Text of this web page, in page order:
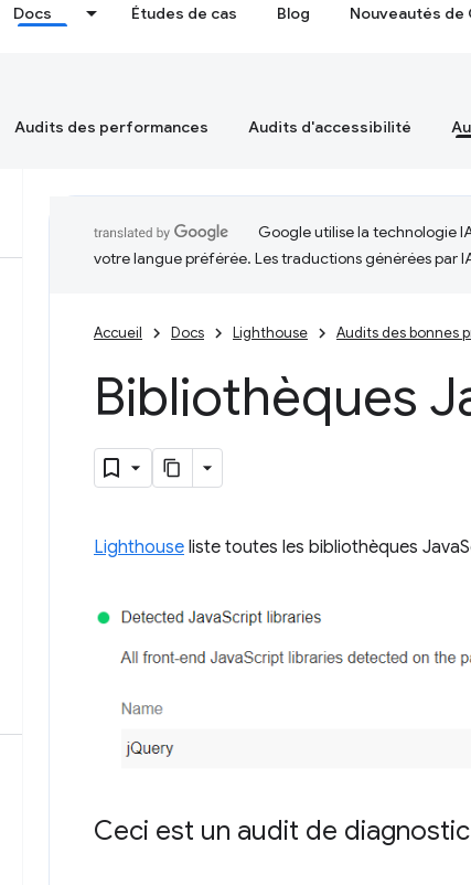
Docs Études de cas Blog Nouveautés de
Audits des performances Audits d'accessibilité
Google utilise la technologie
votre langue préférée. Les traductions générées par
Accueil Docs Lighthouse Audits des bonnes
Bibliothèques
Lighthouse liste toutes les bibliothèques
Ceci est un audit de diagnostic